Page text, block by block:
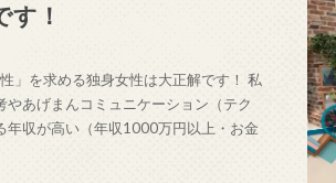
す！
」を求める独身女性は大正解です！ 私
あげまんコミュニケーション（テク
年収が高い（年収1000万円以上・お金